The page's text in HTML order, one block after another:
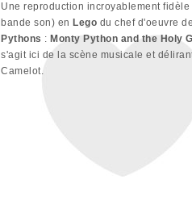
Une reproduction incroyablement fidèle
bande son) en Lego du chef d'oeuvre
Pythons : Monty Python and the Holy
s'agit ici de la scène musicale et
Camelot.